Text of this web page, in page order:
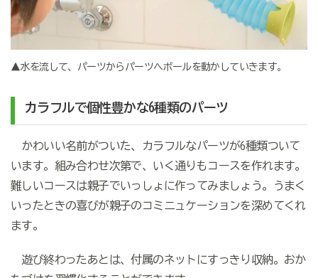
▲水を流して、パーツからパーツへボールを動かしていきます。
カラフルで個性豊かな6種類のパーツ
かわいい名前がついた、カラフルなパーツが6種類ついて
います。組み合わせ次第で、いく通りもコースを作れます。
難しいコースは親子でいっしょに作ってみましょう。うまく
いったときの喜びが親子のコミニュケーションを深めてくれ
ます。
遊び終わったあとは、付属のネットにすっきり収納。おか